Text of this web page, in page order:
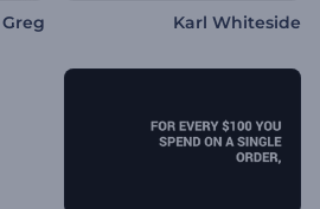
Karl Whiteside
Greg